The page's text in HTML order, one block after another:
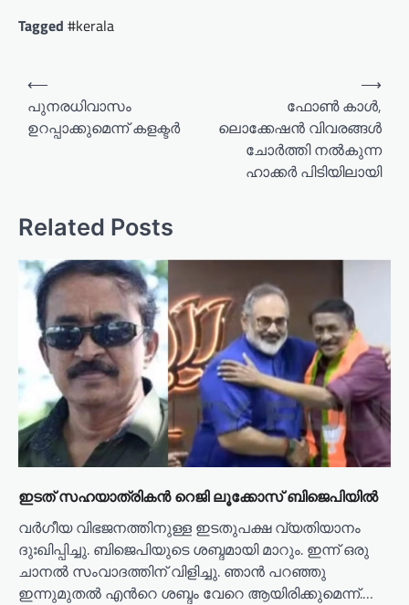
Tagged #kerala
a
i
t
i
o
n
⟵
പുനരധിവാസം
ഉറപ്പാക്കുമെന്ന് കളക്ടര്‍
ഫോൺ കാൾ,
ലൊക്കേഷൻ വിവരങ്ങൾ
ചോർത്തി നൽകുന്ന
ഹാക്കർ പിടിയിലായി
⟶
Related Posts
ഇടത് സഹയാത്രികൻ റെജി ലൂക്കോസ് ബിജെപിയിൽ
വർഗീയ വിഭജനത്തിനുള്ള ഇടതുപക്ഷ വ്യതിയാനം
ദുഃഖിപ്പിച്ചു. ബിജെപിയുടെ ശബ്ദമായി മാറും. ഇന്ന് ഒരു
ചാനൽ സംവാദത്തിന് വിളിച്ചു. ഞാൻ പറഞ്ഞു
ഇന്നുമുതൽ എൻറെ ശബ്ദം വേറെ ആയിരിക്കുമെന്ന്.…